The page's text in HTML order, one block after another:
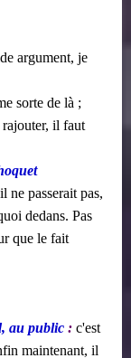
argument, je
sorte de là ;
rajouter, il faut
ne passerait pas,
dedans. Pas
que le fait
au public : c'est
maintenant, il